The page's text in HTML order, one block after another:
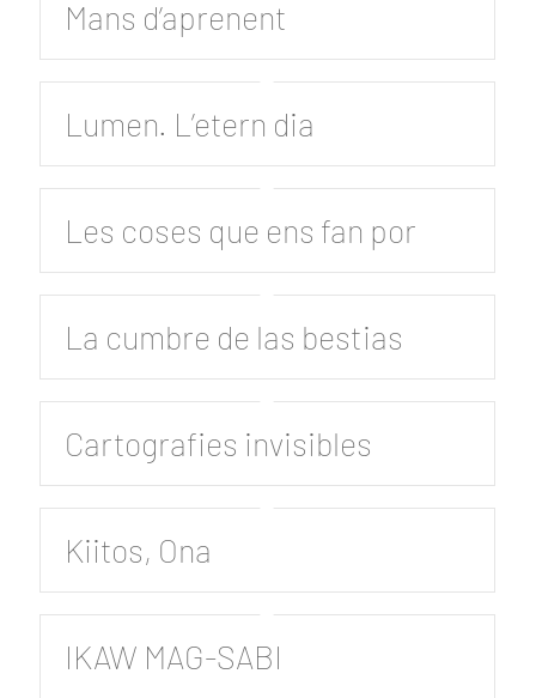
Mans d’aprenent
Lumen. L’etern dia
Les coses que ens fan por
La cumbre de las bestias
Cartografies invisibles
Kiitos, Ona
IKAW MAG-SABI